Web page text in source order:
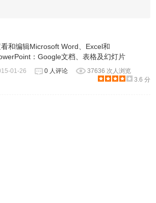
和编辑Microsoft Word、Excel和
：Google文档、表格及幻灯片
01-26 0 人评论
37636 次人浏览
3.6 分